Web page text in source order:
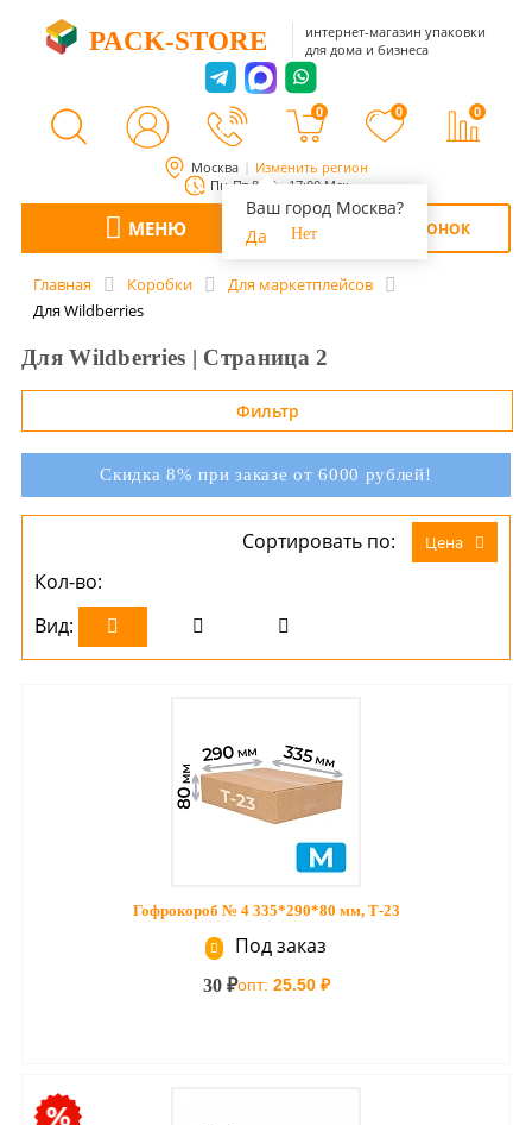
Москва Изменить регион
Ваш город Москва?
Да
Нет
Пн-Пт 8:00 - 17:00 Мск
PACK-STORE
интернет-магазин упаковки
для дома и бизнеса
0 0 0
МЕНЮ ОБРАТНЫЙ ЗВОНОК
Главная Коробки
Для маркетплейсов
Для Wildberries
Для Wildberries | Страница 2
Фильтр
Скидка 8% при заказе от 6000 рублей!
Сортировать по: Цена
Кол-во:
Вид:
Гофрокороб № 4 335*290*80 мм, Т-23
Под заказ
30 ₽опт: 25.50 ₽